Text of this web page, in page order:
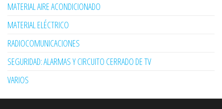
MATERIAL AIRE ACONDICIONADO
MATERIAL ELÉCTRICO
RADIOCOMUNICACIONES
SEGURIDAD: ALARMAS Y CIRCUITO CERRADO DE TV
VARIOS